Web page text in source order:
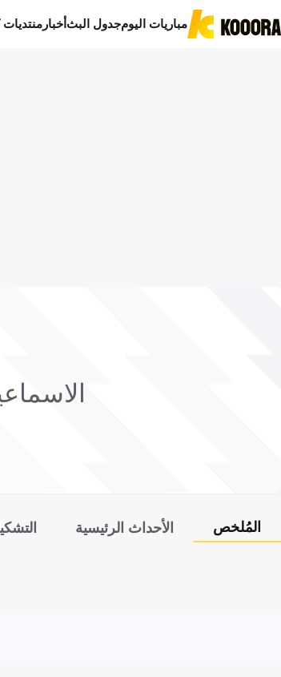
مباريات اليومجدول البثأخبار
المُلخص الأحداث الرئيسية